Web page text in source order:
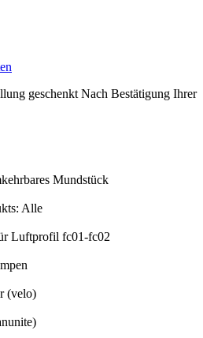
geschenkt Nach Bestätigung Ihrer
Mundstück
Alle
Luftprofil fc01-fc02
(velo)